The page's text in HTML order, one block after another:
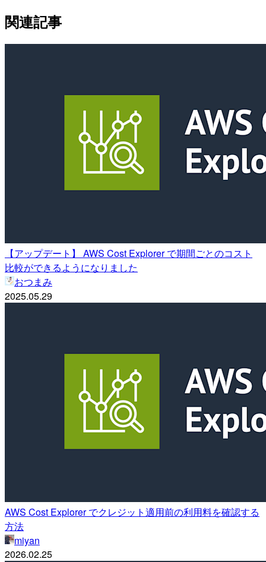
関連記事
【アップデート】 AWS Cost Explorer で期間ごとのコスト
比較ができるようになりました
おつまみ
2025.05.29
AWS Cost Explorer でクレジット適用前の利用料を確認する
方法
miyan
2026.02.25